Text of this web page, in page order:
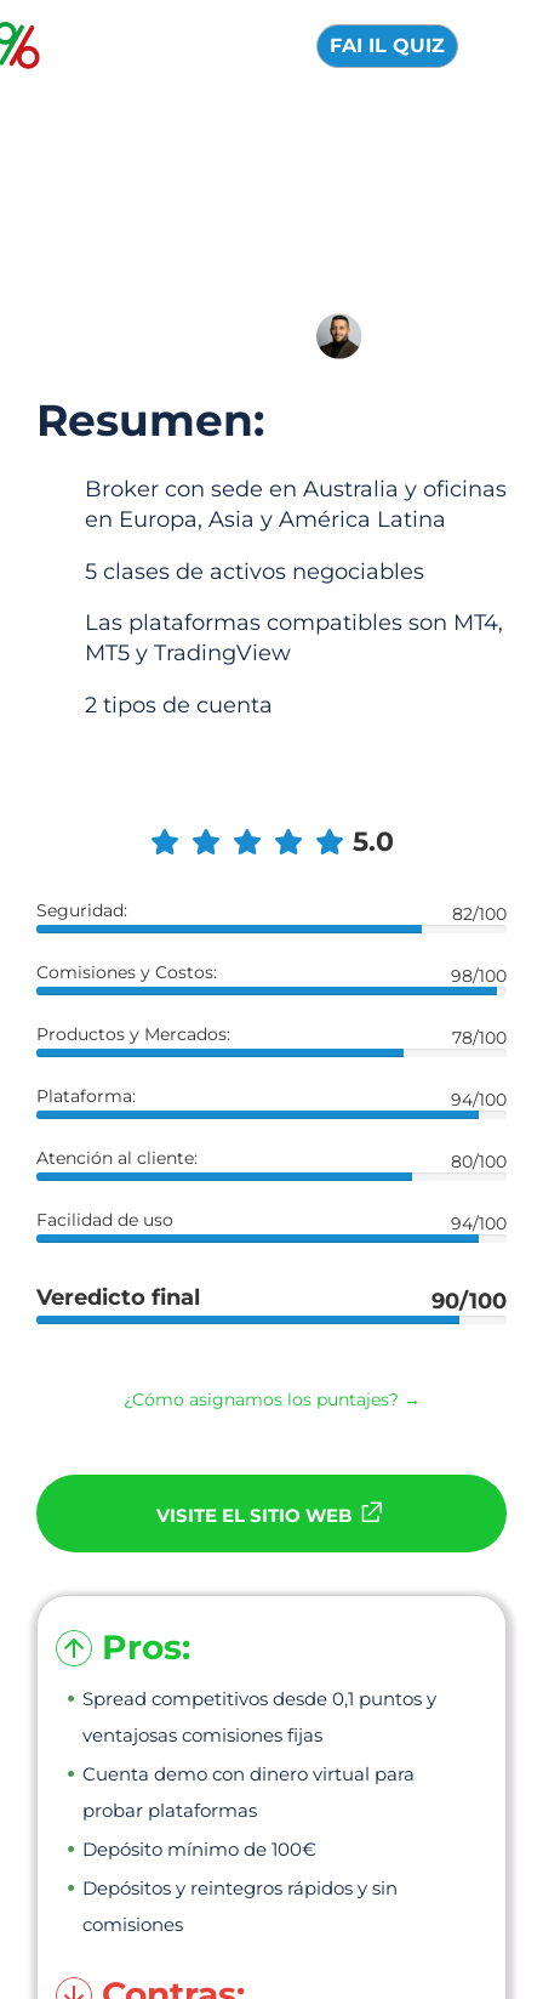
FAI IL QUIZ
Resumen:
Broker con sede en Australia y oficinas
en Europa, Asia y América Latina
5 clases de activos negociables
Las plataformas compatibles son MT4,
MT5 y TradingView
2 tipos de cuenta
Pros:
Spread competitivos desde 0,1 puntos y
ventajosas comisiones fijas
Cuenta demo con dinero virtual para
probar plataformas
Depósito mínimo de 100€
Depósitos y reintegros rápidos y sin
comisiones
5.0
Seguridad: 82/100
Comisiones y Costos: 98/100
Productos y Mercados: 78/100
Plataforma: 94/100
Atención al cliente: 80/100
Facilidad de uso 94/100
Veredicto final 90/100
¿Cómo asignamos los puntajes? →
VISITE EL SITIO WEB